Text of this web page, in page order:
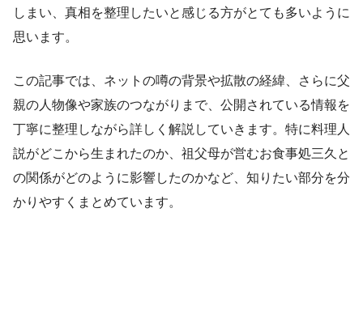
しまい、真相を整理したいと感じる方がとても多いように
思います。
この記事では、ネットの噂の背景や拡散の経緯、さらに父
親の人物像や家族のつながりまで、公開されている情報を
丁寧に整理しながら詳しく解説していきます。特に料理人
説がどこから生まれたのか、祖父母が営むお食事処三久と
の関係がどのように影響したのかなど、知りたい部分を分
かりやすくまとめています。